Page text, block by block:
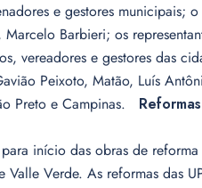
e gestores municipais;
Barbieri; os
vereadores e gestores das
Peixoto, Matão, Luís
Preto e Campinas.
início das obras de
Verde. As reformas das